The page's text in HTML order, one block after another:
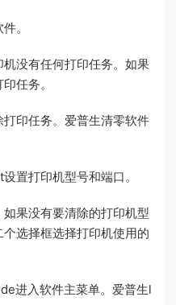
。
没有任何打印任务。如果
任务。
印任务。爱普生清零软件
置打印机型号和端口。
果没有要清除的打印机型
选择框选择打印机使用的
进入软件主菜单。爱普生l